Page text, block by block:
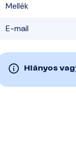
Mellék
E-mail
Hiányos